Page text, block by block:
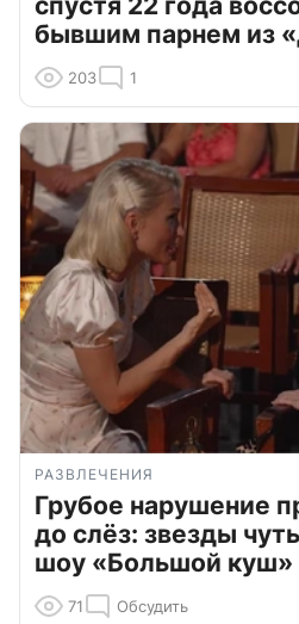
бывшим парнем из
203 1
РАЗВЛЕЧЕНИЯ
Грубое нарушение
до слёз: звезды
шоу «Большой куш»
71 Обсудить